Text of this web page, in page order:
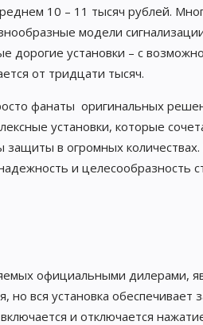
10 – 11 тысяч рублей.
модели
дорогие установки – с
от тридцати тысяч.
фанаты оригинальных
установки, которые
в огромных
и целесообразность
официальными дилерами,
но вся установка
и отключается